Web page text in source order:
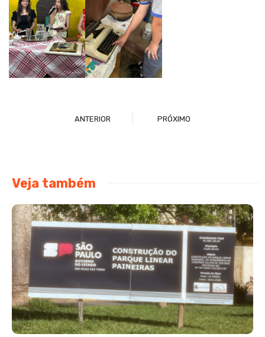
ANTERIOR PRÓXIMO
Veja também